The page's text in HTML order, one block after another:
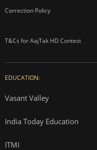
Correction Policy
T&Cs for AajTak HD Contest
EDUCATION:
Vasant Valley
India Today Education
ITMI